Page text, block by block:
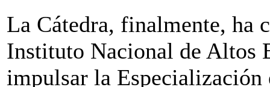
La Cátedra, finalmente, ha
Instituto Nacional de Altos
impulsar la